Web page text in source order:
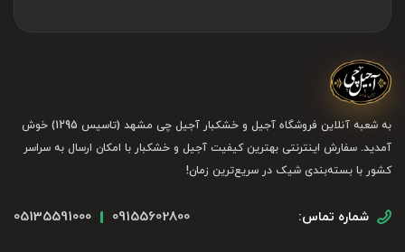
به شعبه آنلاین فروشگاه آجیل و خشکبار آجیل چی مشهد (تاسیس 1295) خوش
آمدید. سفارش اینترنتی بهترین کیفیت آجیل و خشکبار با امکان ارسال به سراسر
کشور با بسته‌بندی شیک در سریع‌ترین زمان!
شماره تماس: 09155602800
05135591000